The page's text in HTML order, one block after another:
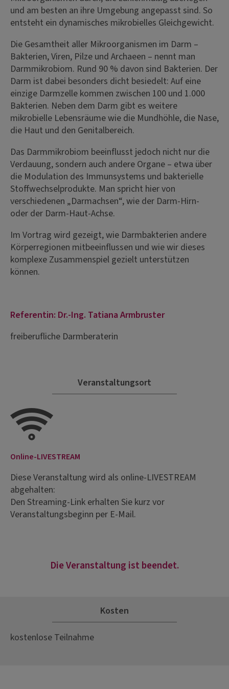
und am besten an ihre Umgebung angepasst sind. So
entsteht ein dynamisches mikrobielles Gleichgewicht.
Die Gesamtheit aller Mikroorganismen im Darm –
Bakterien, Viren, Pilze und Archaeen – nennt man
Darmmikrobiom. Rund 90 % davon sind Bakterien. Der
Darm ist dabei besonders dicht besiedelt: Auf eine
einzige Darmzelle kommen zwischen 100 und 1.000
Bakterien. Neben dem Darm gibt es weitere
mikrobielle Lebensräume wie die Mundhöhle, die Nase,
die Haut und den Genitalbereich.
Das Darmmikrobiom beeinflusst jedoch nicht nur die
Verdauung, sondern auch andere Organe – etwa über
die Modulation des Immunsystems und bakterielle
Stoffwechselprodukte. Man spricht hier von
verschiedenen „Darmachsen“, wie der Darm-Hirn-
oder der Darm-Haut-Achse.
Im Vortrag wird gezeigt, wie Darmbakterien andere
Körperregionen mitbeeinflussen und wie wir dieses
komplexe Zusammenspiel gezielt unterstützen
können.
Referentin: Dr.-Ing. Tatiana Armbruster
freiberufliche Darmberaterin
Veranstaltungsort
Online-LIVESTREAM
Diese Veranstaltung wird als online-LIVESTREAM
abgehalten:
Den Streaming-Link erhalten Sie kurz vor
Veranstaltungsbeginn per E-Mail.
Die Veranstaltung ist beendet.
Kosten
kostenlose Teilnahme